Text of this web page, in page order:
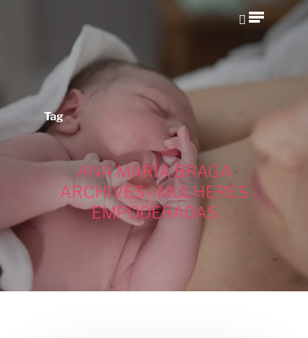
Hit enter to search or ESC to close
Tag
ANA MARIA BRAGA
ARCHIVES - MULHERES
EMPODERADAS